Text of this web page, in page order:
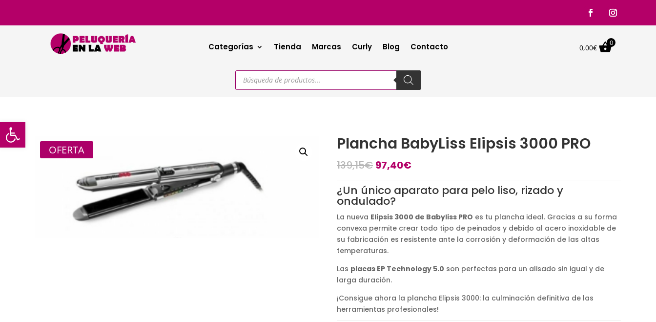
Categorías Tienda Marcas Curly Blog Contacto 0,00€
0
Búsqueda
productos
OFERTA Plancha BabyLiss Elipsis 3000 PRO
139,15€ El
original
era:
97,40€El
actual
es:
¿Un único aparato para pelo liso, rizado y
ondulado?
La nueva Elipsis 3000 de Babyliss PRO es tu plancha ideal. Gracias a su forma
convexa permite crear todo tipo de peinados y debido al acero inoxidable de
su fabricación es resistente ante la corrosión y deformación de las altas
temperaturas.
Las placas EP Technology 5.0 son perfectas para un alisado sin igual y de
larga duración.
¡Consigue ahora la plancha Elipsis 3000: la culminación definitiva de las
herramientas profesionales!
Abrir barra de herramientas